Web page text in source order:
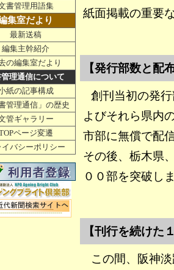
書管理用語集
集室だより
最新送稿
編集主幹紹介
の編集室だより
理通信について
紙の記事構成
管理通信」の歴史
管ギャラリー
ページ変遷
イバシーポリシー
紙面掲載の重要
【発行部数と配
創刊当初の発
よびそれら県内
市部に無償で配
その後、栃木県
００部を突破し
【刊行を続けた
この間、阪神